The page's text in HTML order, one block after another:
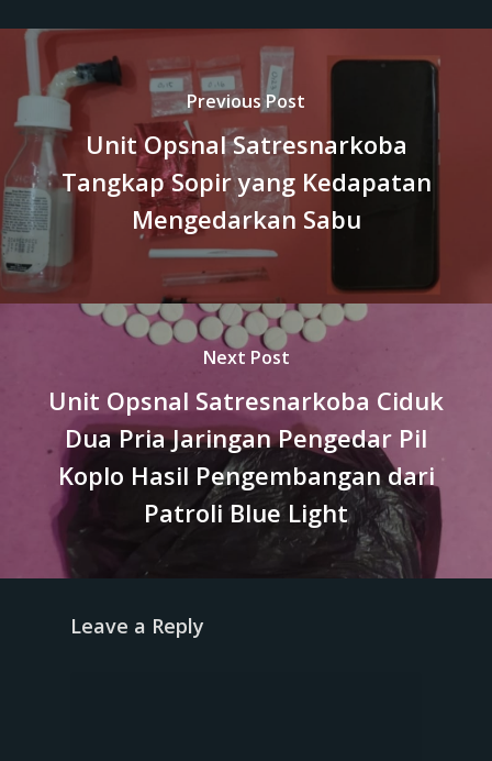
Previous Post
Unit Opsnal Satresnarkoba
Tangkap Sopir yang Kedapatan
Mengedarkan Sabu
Next Post
Unit Opsnal Satresnarkoba Ciduk
Dua Pria Jaringan Pengedar Pil
Koplo Hasil Pengembangan dari
Patroli Blue Light
Leave a Reply